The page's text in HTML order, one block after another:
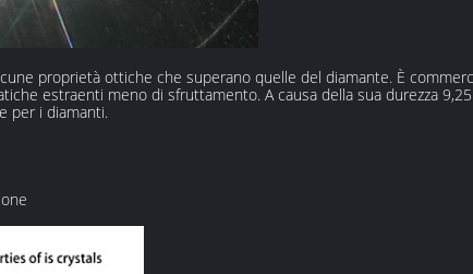
proprietà ottiche che superano quelle del diamante. È
estraenti meno di sfruttamento. A causa della sua durezza
per i diamanti.